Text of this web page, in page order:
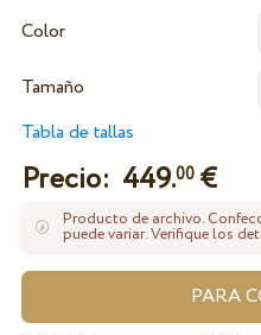
Color
Tamaño
Tabla de tallas
Precio: 449.00€
Producto de archivo.
puede variar. Verifique los